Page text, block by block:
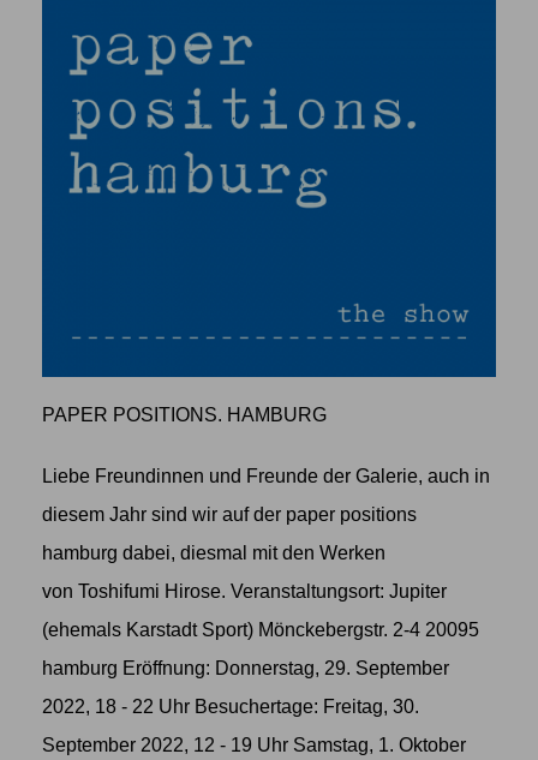
PAPER POSITIONS. HAMBURG
Liebe Freundinnen und Freunde der Galerie, auch in
diesem Jahr sind wir auf der paper positions
hamburg dabei, diesmal mit den Werken
von Toshifumi Hirose. Veranstaltungsort: Jupiter
(ehemals Karstadt Sport) Mönckebergstr. 2-4 20095
hamburg Eröffnung: Donnerstag, 29. September
2022, 18 - 22 Uhr Besuchertage: Freitag, 30.
September 2022, 12 - 19 Uhr Samstag, 1. Oktober